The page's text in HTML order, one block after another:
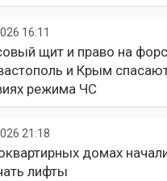
16:11
щит и право на
и Крым
режима ЧС
21:18
домах
лифты